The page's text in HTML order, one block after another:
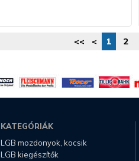
<< < 1 2
KATEGÓRIÁK
LGB mozdonyok, kocsik
LGB kiegészítők